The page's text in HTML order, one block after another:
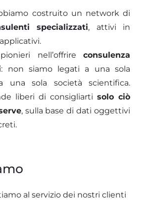
costruito un network di
specializzati, attivi in
nell’offrire consulenza
: non siamo legati a una sola
una sola società scientifica.
liberi di consigliarti solo ciò
, sulla base di dati oggettivi
al servizio dei nostri clienti